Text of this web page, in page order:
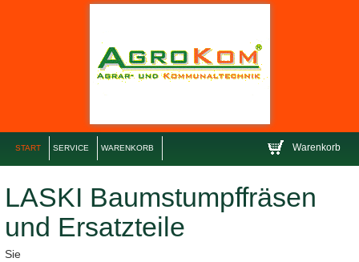
START SERVICE WARENKORB Warenkorb
LASKI Baumstumpffräsen
und Ersatzteile
Sie